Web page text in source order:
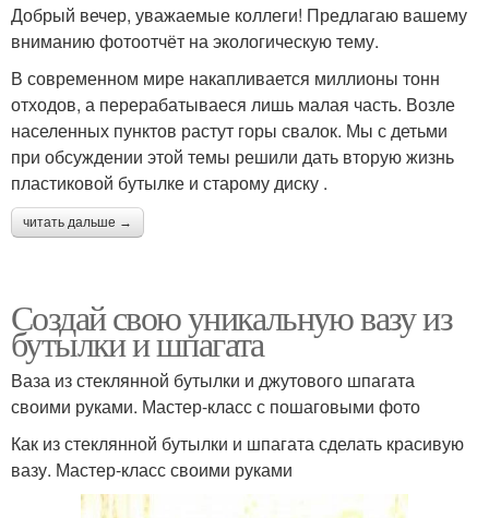
Добрый вечер, уважаемые коллеги! Предлагаю вашему
вниманию фотоотчёт на экологическую тему.
В современном мире накапливается миллионы тонн
отходов, а перерабатываеся лишь малая часть. Возле
населенных пунктов растут горы свалок. Мы с детьми
при обсуждении этой темы решили дать вторую жизнь
пластиковой бутылке и старому диску .
читать дальше →
Создай свою уникальную вазу из
бутылки и шпагата
Ваза из стеклянной бутылки и джутового шпагата
своими руками. Мастер-класс с пошаговыми фото
Как из стеклянной бутылки и шпагата сделать красивую
вазу. Мастер-класс своими руками